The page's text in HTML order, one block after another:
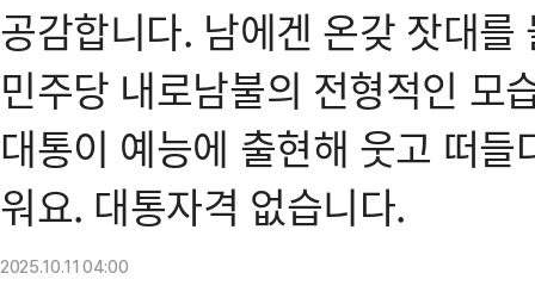
공감합니다. 남에겐 온갖 잣대
민주당 내로남불의 전형적인 모
대통이 예능에 출현해 웃고 떠
워요. 대통자격 없습니다.
2025.10.1104:00